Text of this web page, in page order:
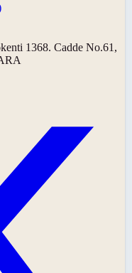
1368. Cadde No.61,